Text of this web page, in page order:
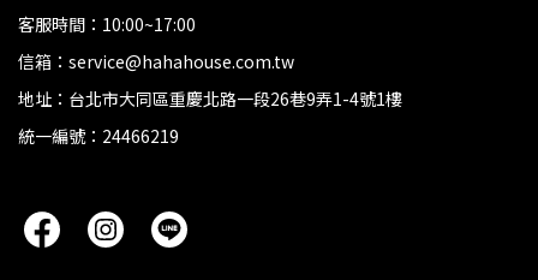
客服時間：10:00~17:00
信箱：service@hahahouse.com.tw
地址：台北市大同區重慶北路一段26巷9弄1-4號1樓
統一編號：24466219